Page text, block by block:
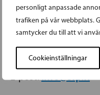
personligt anpassade
trafiken på vår webbplats.
samtycker du till att vi
Cookieinställningar
Svenska folkpartiet
FO-nummer:
Georgsgatan 27
00100 Helsingfors